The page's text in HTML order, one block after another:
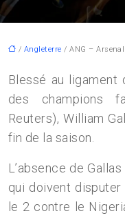
/ Angleterre / ANG –
Blessé au ligament
des champions
Reuters), William
fin de la saison.
L’absence de
qui doivent disputer
le 2 contre le